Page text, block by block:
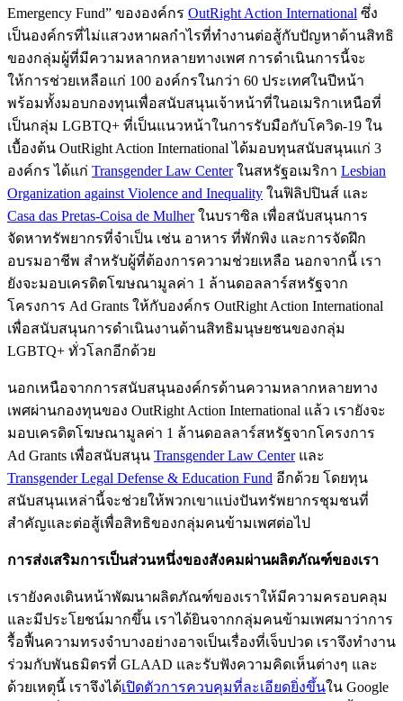
Emergency Fund” ขององค์กร OutRight Action International ซึ่ง
เป็นองค์กรที่ไม่แสวงหาผลกำไรที่ทำงานต่อสู้กับปัญหาด้านสิทธิ
ของกลุ่มผู้ที่มีความหลากหลายทางเพศ การดำเนินการนี้จะ
ให้การช่วยเหลือแก่ 100 องค์กรในกว่า 60 ประเทศในปีหน้า
พร้อมทั้งมอบกองทุนเพื่อสนับสนุนเจ้าหน้าที่ในอเมริกาเหนือที่
เป็นกลุ่ม LGBTQ+ ที่เป็นแนวหน้าในการรับมือกับโควิด-19 ใน
เบื้องต้น OutRight Action International ได้มอบทุนสนับสนุนแก่ 3
องค์กร ได้แก่ Transgender Law Centerในสหรัฐอเมริกา Lesbian
Organization against Violence and Inequality ในฟิลิปปินส์ และ
Casa das Pretas-Coisa de Mulherในบราซิล เพื่อสนับสนุนการ
จัดหาทรัพยากรที่จำเป็น เช่น อาหาร ที่พักพิง และการจัดฝึก
อบรมอาชีพ สำหรับผู้ที่ต้องการความช่วยเหลือ นอกจากนี้ เรา
ยังจะมอบเครดิตโฆษณามูลค่า 1 ล้านดอลลาร์สหรัฐจาก
โครงการ Ad Grants ให้กับองค์กร OutRight Action International
เพื่อสนับสนุนการดำเนินงานด้านสิทธิมนุษยชนของกลุ่ม
LGBTQ+ ทั่วโลกอีกด้วย
นอกเหนือจากการสนับสนุนองค์กรด้านความหลากหลายทาง
เพศผ่านกองทุนของ OutRight Action International แล้ว เรายังจะ
มอบเครดิตโฆษณามูลค่า 1 ล้านดอลลาร์สหรัฐจากโครงการ
Ad Grants เพื่อสนับสนุน Transgender Law Centerและ
Transgender Legal Defense & Education Fund อีกด้วย โดยทุน
สนับสนุนเหล่านี้จะช่วยให้พวกเขาแบ่งปันทรัพยากรชุมชนที่
สำคัญและต่อสู้เพื่อสิทธิของกลุ่มคนข้ามเพศต่อไป
การส่งเสริมการเป็นส่วนหนึ่งของสังคมผ่านผลิตภัณฑ์ของเรา
เรายังคงเดินหน้าพัฒนาผลิตภัณฑ์ของเราให้มีความครอบคลุม
และมีประโยชน์มากขึ้น เราได้ยินจากกลุ่มคนข้ามเพศมาว่าการ
รื้อฟื้นความทรงจำบางอย่างอาจเป็นเรื่องที่เจ็บปวด เราจึงทำงาน
ร่วมกับพันธมิตรที่ GLAAD และรับฟังความคิดเห็นต่างๆ และ
ด้วยเหตุนี้ เราจึงได้เปิดตัวการควบคุมที่ละเอียดยิ่งขึ้นใน Google